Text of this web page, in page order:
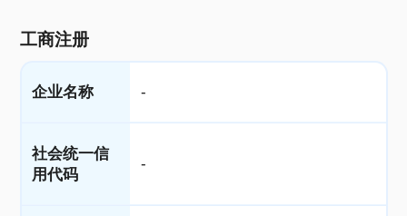
工商注册
企业名称 -
社会统一信
用代码
-